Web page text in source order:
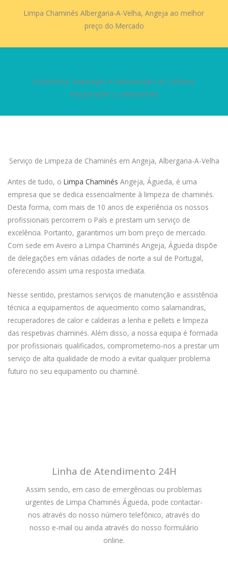
Limpa Chaminés Albergaria-A-Velha, Angeja ao melhor
preço do Mercado
Assistência, Reparação e Manutenção de Caldeira,
Recuperador e Salamandra
Serviço de Limpeza de Chaminés em Angeja, Albergaria-A-Velha
Antes de tudo, o Limpa Chaminés Angeja, Águeda, é uma
empresa que se dedica essencialmente à limpeza de chaminés.
Desta forma, com mais de 10 anos de experiência os nossos
profissionais percorrem o País e prestam um serviço de
excelência. Portanto, garantimos um bom preço de mercado.
Com sede em Aveiro a Limpa Chaminés Angeja, Águeda dispõe
de delegações em várias cidades de norte a sul de Portugal,
oferecendo assim uma resposta imediata.
Nesse sentido, prestamos serviços de manutenção e assistência
técnica a equipamentos de aquecimento como salamandras,
recuperadores de calor e caldeiras a lenha e pellets e limpeza
das respetivas chaminés. Além disso, a nossa equipa é formada
por profissionais qualificados, comprometemo-nos a prestar um
serviço de alta qualidade de modo a evitar qualquer problema
futuro no seu equipamento ou chaminé.
Linha de Atendimento 24H
Assim sendo, em caso de emergências ou problemas
urgentes de Limpa Chaminés Águeda, pode contactar-
nos através do nosso número telefónico, através do
nosso e-mail ou ainda através do nosso formulário
online.